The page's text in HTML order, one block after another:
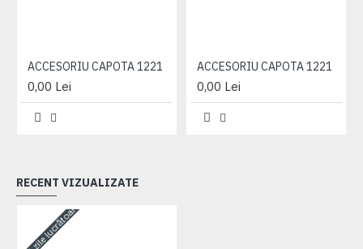
ACCESORIU CAPOTA 1221
0,00 Lei
ACCESORIU CAPOTA 1221
0,00 Lei
RECENT VIZUALIZATE
3-5 zile lucrătoare